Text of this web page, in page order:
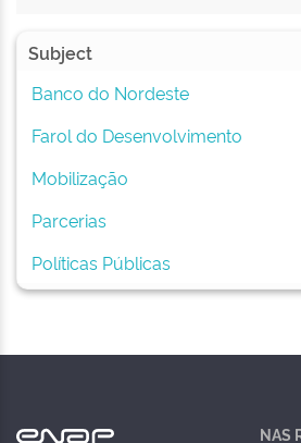
Subject
Banco do Nordeste
Farol do Desenvolvimento
Mobilização
Parcerias
Políticas Públicas
NAS